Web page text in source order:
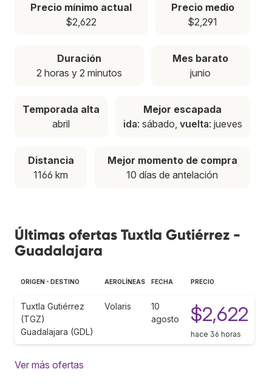
Precio mínimo actual
$2,622
Precio medio
$2,291
Duración
2 horas y 2 minutos
Mes barato
junio
Temporada alta
abril
Mejor escapada
ida: sábado, vuelta: jueves
Distancia
1166 km
Mejor momento de compra
10 días de antelación
Últimas ofertas Tuxtla Gutiérrez -
Guadalajara
ORIGEN - DESTINO AEROLÍNEAS FECHA PRECIO
Tuxtla Gutiérrez
(TGZ)
Guadalajara (GDL)
Volaris
10
agosto
$2,622
hace 36 horas
Ver más ofertas